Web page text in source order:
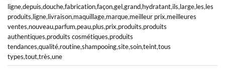
ligne,depuis,douche,fabrication,façon,gel,grand,hydratant,ils,large,les,les
produits,ligne,livraison,maquillage,marque,meilleur prix,meilleures
ventes,nouveau,parfum,peau,plus,prix,produits,produits
authentiques,produits cosmétiques,produits
tendances,qualité,routine,shampooing,site,soin,teint,tous
types,tout,très,une